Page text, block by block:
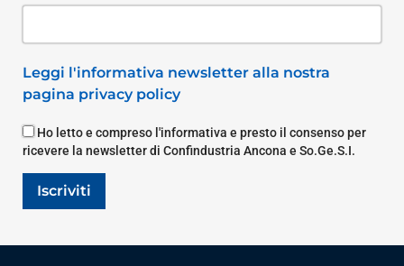
Leggi l'informativa newsletter alla nostra
pagina privacy policy
Ho letto e compreso l'informativa e presto il consenso per
ricevere la newsletter di Confindustria Ancona e So.Ge.S.I.
Iscriviti